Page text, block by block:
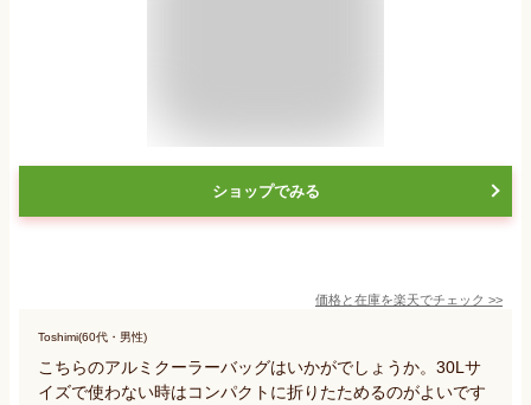
ショップでみる
価格と在庫を楽天でチェック >>
Toshimi(60代・男性)
こちらのアルミクーラーバッグはいかがでしょうか。30Lサ
イズで使わない時はコンパクトに折りたためるのがよいです